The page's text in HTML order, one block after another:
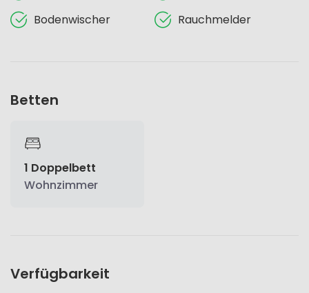
Bodenwischer Rauchmelder
Betten
1 Doppelbett
Wohnzimmer
Verfügbarkeit